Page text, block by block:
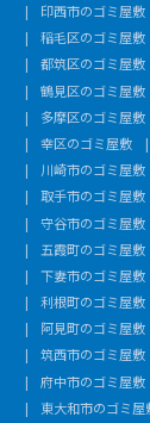
印西市のゴミ屋敷
稲毛区のゴミ屋敷
都筑区のゴミ屋敷
鶴見区のゴミ屋敷
多摩区のゴミ屋敷
幸区のゴミ屋敷
川崎市のゴミ屋敷
取手市のゴミ屋敷
守谷市のゴミ屋敷
五霞町のゴミ屋敷
下妻市のゴミ屋敷
利根町のゴミ屋敷
阿見町のゴミ屋敷
筑西市のゴミ屋敷
府中市のゴミ屋敷
東大和市のゴミ屋